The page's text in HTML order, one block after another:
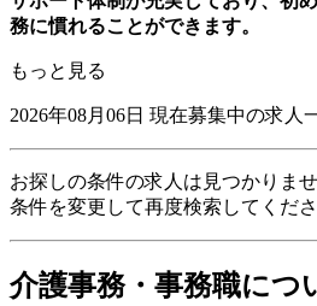
務に慣れることができます。
もっと見る
2026年08月06日 現在募集中の求人
お探しの条件の求人は見つかりませ
条件を変更して再度検索してくださ
介護事務・事務職につ